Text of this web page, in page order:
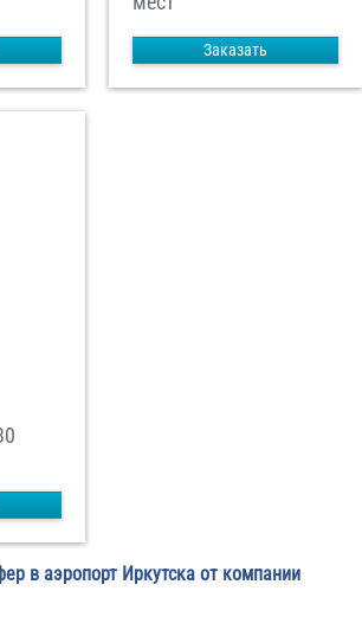
Заказать
в аэропорт Иркутска от компании